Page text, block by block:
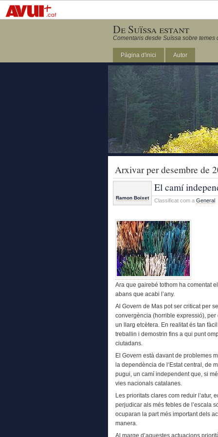
De Suïssa estant
Comentaris desde Suïssa sobre temes
Pàgina d'inici Autor
Arxivar per desembre de
Ramon Boixet
El camí
Classificat com a General
Ara que gairebé tothom ha comentat
abans que acabi l’any.
Al Govern de Mas pot ser criticat per
convergència (horrible expressió),
un llarg etcètera. En realitat és tan
treballin i demostrin fins a qui punt
ciutadans.
El Govern està davant de problemes
la dependència de l‘Estat central, de
pugui, un camí independent que, si
vies nacionals catalanes.
Les prioritats clares com reduir l’atur,
perjudicar als més febles de l’escala
ocuparan la part més important dels
manera.